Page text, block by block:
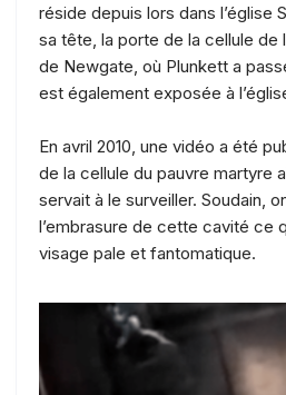
réside depuis lors dans l’église
sa tête, la porte de la cellule de
de Newgate, où Plunkett a
est également exposée à
En avril 2010, une vidéo a été
de la cellule du pauvre martyre
servait à le surveiller. Soudain,
l’embrasure de cette cavité ce
visage pale et fantomatique.